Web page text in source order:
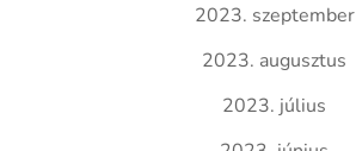
2023. szeptember
2023. augusztus
2023. július